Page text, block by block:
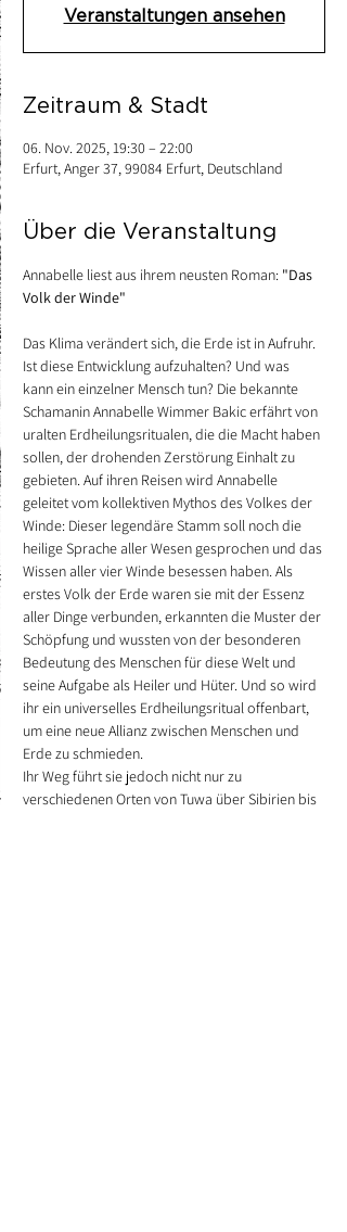
Veranstaltungen ansehen
Zeitraum & Stadt
06. Nov. 2025, 19:30 – 22:00
Erfurt, Anger 37, 99084 Erfurt, Deutschland
Über die Veranstaltung
Annabelle liest aus ihrem neusten Roman: "Das
Volk der Winde"
Das Klima verändert sich, die Erde ist in Aufruhr.
Ist diese Entwicklung aufzuhalten? Und was
kann ein einzelner Mensch tun? Die bekannte
Schamanin Annabelle Wimmer Bakic erfährt von
uralten Erdheilungsritualen, die die Macht haben
sollen, der drohenden Zerstörung Einhalt zu
gebieten. Auf ihren Reisen wird Annabelle
geleitet vom kollektiven Mythos des Volkes der
Winde: Dieser legendäre Stamm soll noch die
heilige Sprache aller Wesen gesprochen und das
Wissen aller vier Winde besessen haben. Als
erstes Volk der Erde waren sie mit der Essenz
aller Dinge verbunden, erkannten die Muster der
Schöpfung und wussten von der besonderen
Bedeutung des Menschen für diese Welt und
seine Aufgabe als Heiler und Hüter. Und so wird
ihr ein universelles Erdheilungsritual offenbart,
um eine neue Allianz zwischen Menschen und
Erde zu schmieden.
Ihr Weg führt sie jedoch nicht nur zu
verschiedenen Orten von Tuwa über Sibirien bis